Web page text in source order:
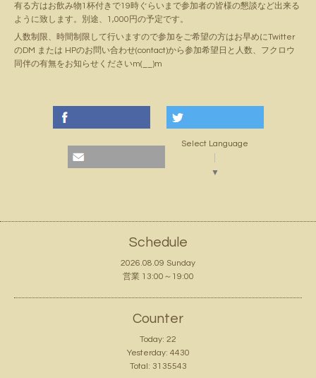
有る方はお飲み物1杯付きで19時ぐらいまで参加者の皆様の懇談など出来る
ように致します。別途、1,000円の予定です。
人数制限、時間制限して行いますので参加をご希望の方はお早めにTwitter
のDM または HPのお問い合わせ(contact)から参加希望日と人数、フクロウ
同伴の有無をお知らせくださいm(__)m
Select Language
▼
Schedule
2026.08.09 Sunday
営業 13:00～19:00
Counter
Today: 22
Yesterday: 4430
Total: 3135543